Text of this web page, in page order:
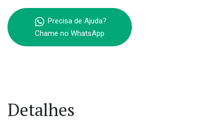
Precisa de Ajuda?
Chame no WhatsApp
Detalhes